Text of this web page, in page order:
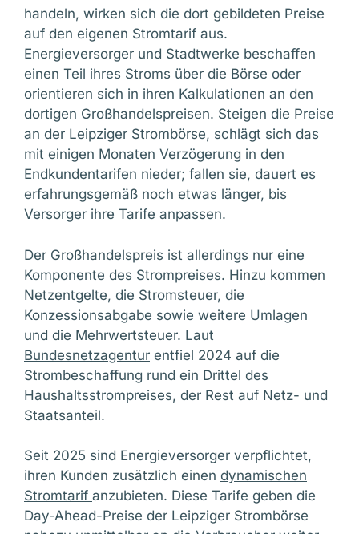
handeln, wirken sich die dort gebildeten Preise
auf den eigenen Stromtarif aus.
Energieversorger und Stadtwerke beschaffen
einen Teil ihres Stroms über die Börse oder
orientieren sich in ihren Kalkulationen an den
dortigen Großhandelspreisen. Steigen die Preise
an der Leipziger Strombörse, schlägt sich das
mit einigen Monaten Verzögerung in den
Endkundentarifen nieder; fallen sie, dauert es
erfahrungsgemäß noch etwas länger, bis
Versorger ihre Tarife anpassen.
Der Großhandelspreis ist allerdings nur eine
Komponente des Strompreises. Hinzu kommen
Netzentgelte, die Stromsteuer, die
Konzessionsabgabe sowie weitere Umlagen
und die Mehrwertsteuer. Laut
Bundesnetzagentur entfiel 2024 auf die
Strombeschaffung rund ein Drittel des
Haushaltsstrompreises, der Rest auf Netz- und
Staatsanteil.
Seit 2025 sind Energieversorger verpflichtet,
ihren Kunden zusätzlich einen dynamischen
Stromtarif anzubieten. Diese Tarife geben die
Day-Ahead-Preise der Leipziger Strombörse